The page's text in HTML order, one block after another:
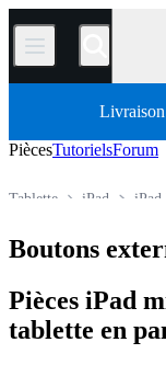
/
PiècesTutorielsForum
iPad
Tablette
Boutons
Pièces iPad
tablette en